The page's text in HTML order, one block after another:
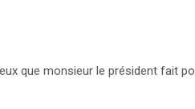
que monsieur le président fait